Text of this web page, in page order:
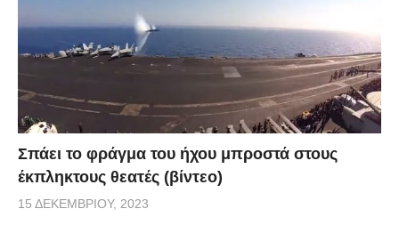
Σπάει το φράγμα του ήχου μπροστά στους
έκπληκτους θεατές (βίντεο)
15 ΔΕΚΕΜΒΡΊΟΥ, 2023